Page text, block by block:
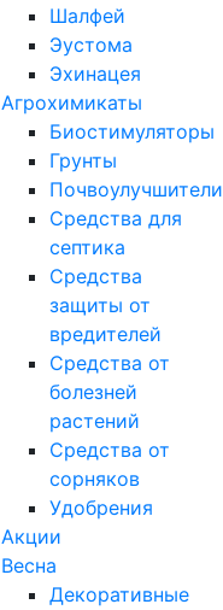
Шалфей
Эустома
Эхинацея
Агрохимикаты
Биостимуляторы
Грунты
Почвоулучшители
Средства для
септика
Средства
защиты от
вредителей
Средства от
болезней
растений
Средства от
сорняков
Удобрения
Акции
Весна
Декоративные